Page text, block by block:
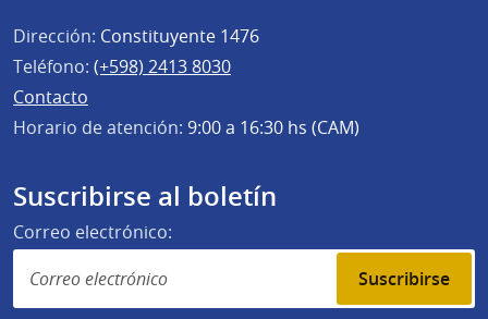
Dirección: Constituyente 1476
Teléfono: (+598) 2413 8030
Contacto
Horario de atención: 9:00 a 16:30 hs (CAM)
Suscribirse al boletín
Correo electrónico:
Suscribirse